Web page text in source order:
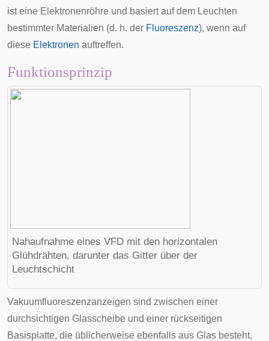
ist eine Elektronenröhre und basiert auf dem Leuchten
bestimmter Materialien (d. h. der Fluoreszenz), wenn auf
diese Elektronen auftreffen.
Funktionsprinzip
Nahaufnahme eines VFD mit den horizontalen
Glühdrähten, darunter das Gitter über der
Leuchtschicht
Vakuumfluoreszenzanzeigen sind zwischen einer
durchsichtigen Glasscheibe und einer rückseitigen
Basisplatte, die üblicherweise ebenfalls aus Glas besteht,